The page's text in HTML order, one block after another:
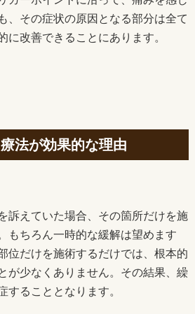
、その症状の原因となる部分は全て
に改善できることにあります。
法が効果的な理由
訴えていた場合、その箇所だけを施
もちろん一時的な緩解は望めます
位だけを施術するだけでは、根本的
が少なくありません。その結果、繰
することとなります。